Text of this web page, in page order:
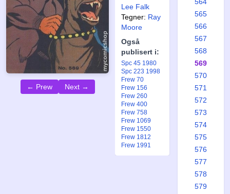
← Prew Next →
Lee Falk
Tegner: Ray
Moore
Også
publisert i:
Spc 45 1980
Spc 223 1998
Frew 70
Frew 156
Frew 260
Frew 400
Frew 758
Frew 1069
Frew 1550
Frew 1812
Frew 1991
565
566
567
568
569
570
571
572
573
574
575
576
577
578
579